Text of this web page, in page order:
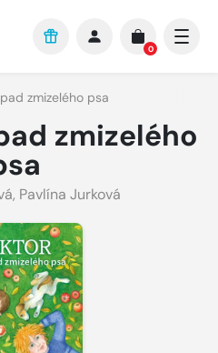
0
zmizelého psa
zmizelého
, Pavlína Jurková